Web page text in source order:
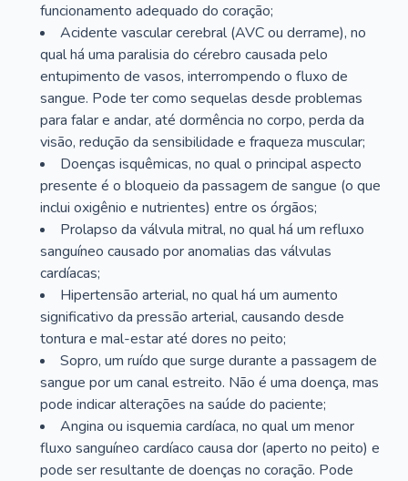
funcionamento adequado do coração;
Acidente vascular cerebral (AVC ou derrame), no
qual há uma paralisia do cérebro causada pelo
entupimento de vasos, interrompendo o fluxo de
sangue. Pode ter como sequelas desde problemas
para falar e andar, até dormência no corpo, perda da
visão, redução da sensibilidade e fraqueza muscular;
Doenças isquêmicas, no qual o principal aspecto
presente é o bloqueio da passagem de sangue (o que
inclui oxigênio e nutrientes) entre os órgãos;
Prolapso da válvula mitral, no qual há um refluxo
sanguíneo causado por anomalias das válvulas
cardíacas;
Hipertensão arterial, no qual há um aumento
significativo da pressão arterial, causando desde
tontura e mal-estar até dores no peito;
Sopro, um ruído que surge durante a passagem de
sangue por um canal estreito. Não é uma doença, mas
pode indicar alterações na saúde do paciente;
Angina ou isquemia cardíaca, no qual um menor
fluxo sanguíneo cardíaco causa dor (aperto no peito) e
pode ser resultante de doenças no coração. Pode